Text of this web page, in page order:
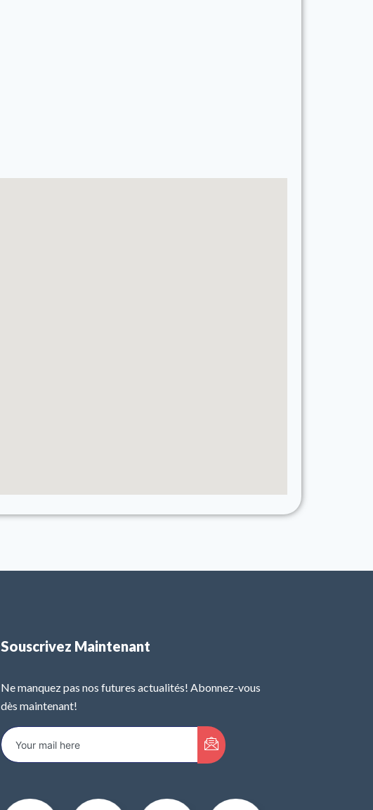
Souscrivez Maintenant
Ne manquez pas nos futures actualités! Abonnez-vous
dès maintenant!